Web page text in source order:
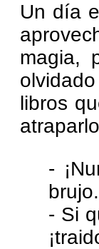
Un día
magia,
libros
-
brujo.
- Si